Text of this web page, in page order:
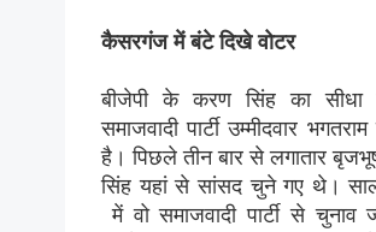
कैसरगंज में बंटे दिखे वोटर
बीजेपी के करण सिंह का सीधा
समाजवादी पार्टी उम्मीदवार
है। पिछले तीन बार से लगातार
सिंह यहां से सांसद चुने गए थे।
में वो समाजवादी पार्टी से